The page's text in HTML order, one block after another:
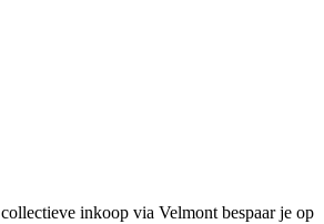
inkoop via Velmont bespaar je op